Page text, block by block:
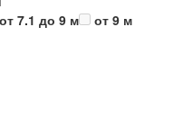
от 7.1 до 9 м
от 9 м